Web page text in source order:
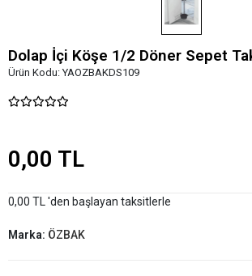
Dolap İçi Köşe 1/2 Döner Sepet
Ürün Kodu:YAOZBAKDS109
0,00 TL
0,00 TL 'den başlayan taksitlerle
Marka: ÖZBAK